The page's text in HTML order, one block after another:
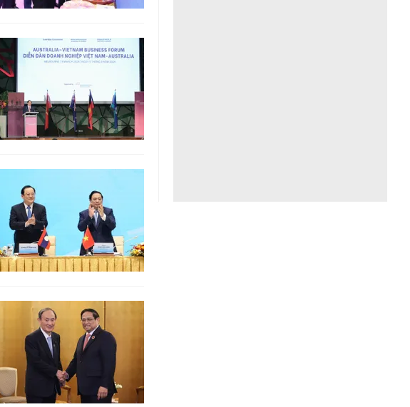
Công nghệ
Hitech Công nghệ tương lai
Sản phẩm
Thị trường
Tư vấn